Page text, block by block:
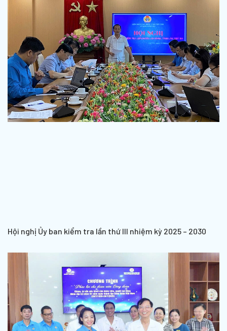
Hội nghị Ủy ban kiểm tra lần thứ III nhiệm kỳ 2025 – 2030